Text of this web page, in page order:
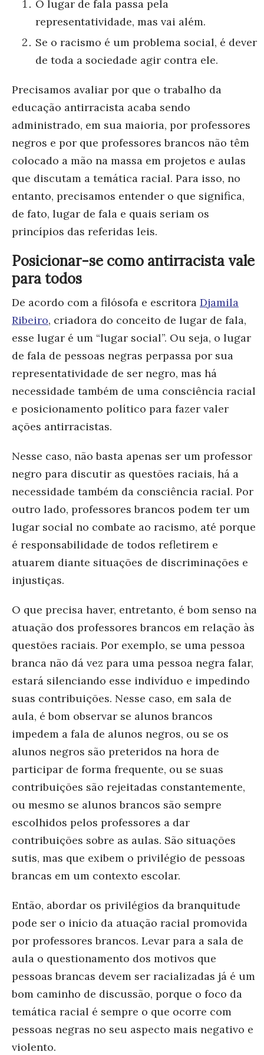
O lugar de fala passa pela
representatividade, mas vai além.
Se o racismo é um problema social, é dever
de toda a sociedade agir contra ele.
Precisamos avaliar por que o trabalho da
educação antirracista acaba sendo
administrado, em sua maioria, por professores
negros e por que professores brancos não têm
colocado a mão na massa em projetos e aulas
que discutam a temática racial. Para isso, no
entanto, precisamos entender o que significa,
de fato, lugar de fala e quais seriam os
princípios das referidas leis.
Posicionar-se como antirracista vale
para todos
De acordo com a filósofa e escritora Djamila
Ribeiro, criadora do conceito de lugar de fala,
esse lugar é um “lugar social”. Ou seja, o lugar
de fala de pessoas negras perpassa por sua
representatividade de ser negro, mas há
necessidade também de uma consciência racial
e posicionamento político para fazer valer
ações antirracistas.
Nesse caso, não basta apenas ser um professor
negro para discutir as questões raciais, há a
necessidade também da consciência racial. Por
outro lado, professores brancos podem ter um
lugar social no combate ao racismo, até porque
é responsabilidade de todos refletirem e
atuarem diante situações de discriminações e
injustiças.
O que precisa haver, entretanto, é bom senso na
atuação dos professores brancos em relação às
questões raciais. Por exemplo, se uma pessoa
branca não dá vez para uma pessoa negra falar,
estará silenciando esse indivíduo e impedindo
suas contribuições. Nesse caso, em sala de
aula, é bom observar se alunos brancos
impedem a fala de alunos negros, ou se os
alunos negros são preteridos na hora de
participar de forma frequente, ou se suas
contribuições são rejeitadas constantemente,
ou mesmo se alunos brancos são sempre
escolhidos pelos professores a dar
contribuições sobre as aulas. São situações
sutis, mas que exibem o privilégio de pessoas
brancas em um contexto escolar.
Então, abordar os privilégios da branquitude
pode ser o início da atuação racial promovida
por professores brancos. Levar para a sala de
aula o questionamento dos motivos que
pessoas brancas devem ser racializadas já é um
bom caminho de discussão, porque o foco da
temática racial é sempre o que ocorre com
pessoas negras no seu aspecto mais negativo e
violento.